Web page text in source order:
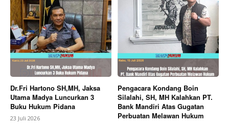
Dr.Fri Hartono SH,MH, Jaksa
Utama Madya Luncurkan 3
Buku Hukum Pidana
23 Juli 2026
Pengacara Kondang Boin
Silalahi, SH, MH Kalahkan PT.
Bank Mandiri Atas Gugatan
Perbuatan Melawan Hukum